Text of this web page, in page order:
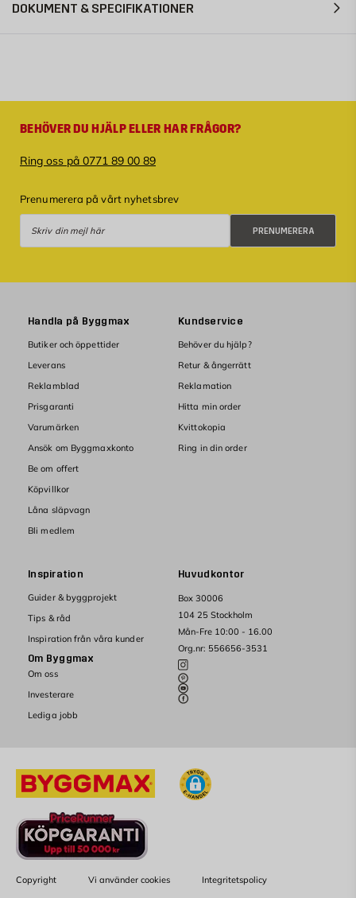
DOKUMENT & SPECIFIKATIONER
BEHÖVER DU HJÄLP ELLER HAR FRÅGOR?
Ring oss på 0771 89 00 89
Prenumerera på vårt nyhetsbrev
PRENUMERERA
Huvudkontor
Box 30006
104 25 Stockholm
Mån-Fre 10:00 - 16.00
Org.nr: 556656-3531
Handla på Byggmax
Butiker och öppettider
Leverans
Reklamblad
Prisgaranti
Varumärken
Ansök om Byggmaxkonto
Be om offert
Köpvillkor
Låna släpvagn
Bli medlem
Kundservice
Behöver du hjälp?
Retur & ångerrätt
Reklamation
Hitta min order
Kvittokopia
Ring in din order
Inspiration
Guider & byggprojekt
Tips & råd
Inspiration från våra kunder
Om Byggmax
Om oss
Investerare
Lediga jobb
Copyright Vi använder cookies Integritetspolicy